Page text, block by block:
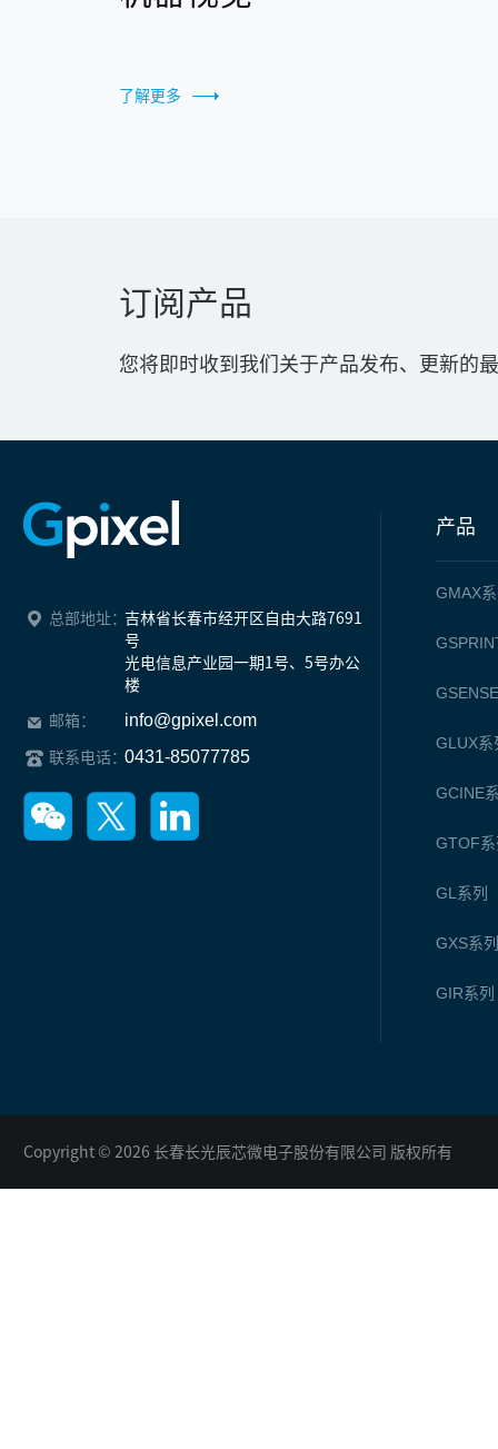
了解更多
订阅产品
您将即时收到我们关于产品发布、更新的
总部地址：吉林省长春市经开区自由大路7691
号
光电信息产业园一期1号、5号办公
楼
邮箱： info@gpixel.com
联系电话：0431-85077785
产品
GMAX
GLUX系
GCINE
GTOF
GL 系列
GXS系
GIR系列
Copyright © 2026 长春长光辰芯微电子股份有限公司 版权所有